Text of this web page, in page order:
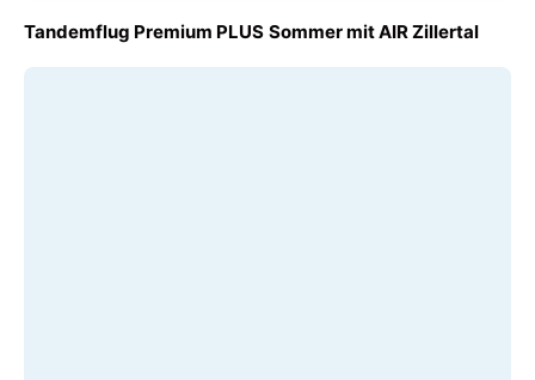
€ 180,00
Tandemflug Premium PLUS Sommer mit AIR Zillertal